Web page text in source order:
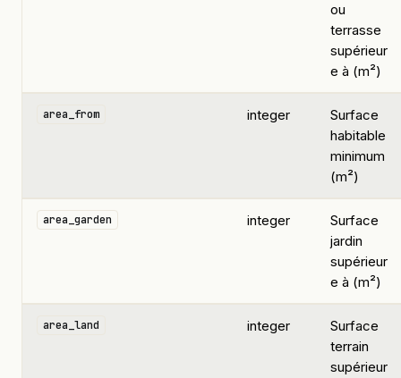
ou
terrasse
supérieur
e à (m²)
area_from integer
Surface
habitable
minimum
(m²)
area_garden integer
Surface
jardin
supérieur
e à (m²)
area_land integer
Surface
terrain
supérieur